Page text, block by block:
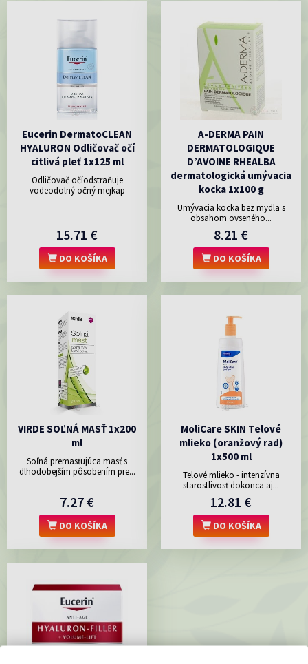
Eucerin DermatoCLEAN
HYALURON Odličovač očí
citlivá pleť 1x125 ml
Odličovač očíodstraňuje
vodeodolný očný mejkap
15.71 €
DO KOŠÍKA
A-DERMA PAIN
DERMATOLOGIQUE
D’AVOINE RHEALBA
dermatologická umývacia
kocka 1x100 g
Umývacia kocka bez mydla s
obsahom ovseného...
8.21 €
DO KOŠÍKA
VIRDE SOĽNÁ MASŤ 1x200
ml
Soľná premasťujúca masť s
dlhodobejším pôsobením pre...
7.27 €
DO KOŠÍKA
MoliCare SKIN Telové
mlieko (oranžový rad)
1x500 ml
Telové mlieko - intenzívna
starostlivosť dokonca aj...
12.81 €
DO KOŠÍKA